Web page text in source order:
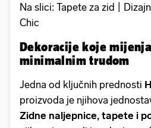
Na slici: Tapete za zid |
Chic
Dekoracije koje
minimalnim trudom
Jedna od ključnih prednosti
proizvoda je njihova
Zidne naljepnice, tapete i